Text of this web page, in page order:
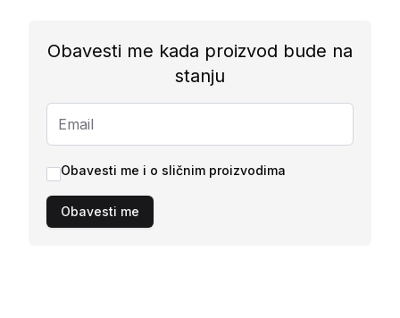
Obavesti me kada proizvod bude na
stanju
Obavesti me i o sličnim proizvodima
Obavesti me